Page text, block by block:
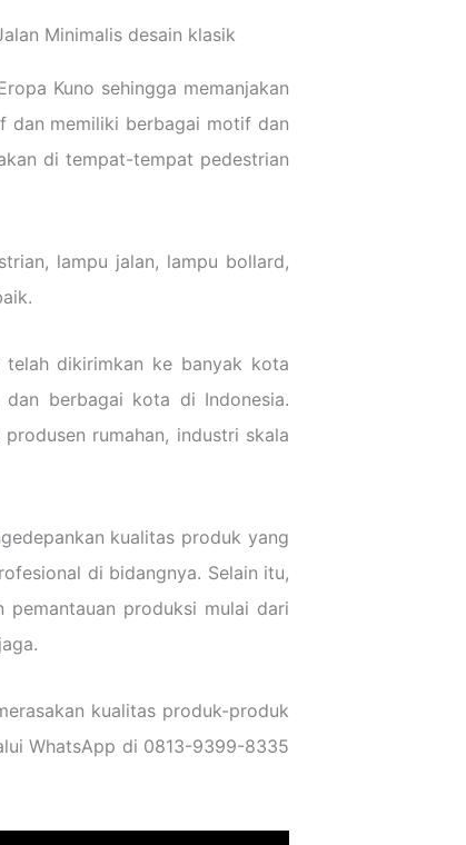
Kuno sehingga memanjakan
dan memiliki berbagai motif dan
di tempat-tempat pedestrian
lampu jalan, lampu bollard,
dikirimkan ke banyak kota
dan berbagai kota di Indonesia.
rumahan, industri skala
kualitas produk yang
di bidangnya. Selain itu,
pemantauan produksi mulai dari
kualitas produk-produk
WhatsApp di 0813-9399-8335